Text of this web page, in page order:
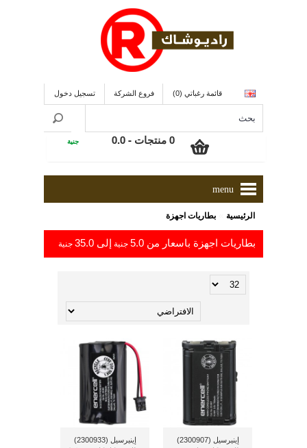
قائمة رغباتي (0) فروع الشركة تسجيل دخول
0 منتجات - 0.0 جنية
menu
الرئيسية بطاريات اجهزة
بطاريات اجهزة باسعار من 5.0 جنية إلى 35.0 جنية
إينيرسيل (2300907)
إينيرسيل (2300933)